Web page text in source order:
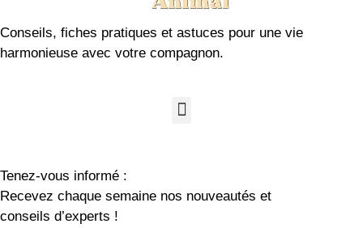
Conseils, fiches pratiques et astuces pour une vie
harmonieuse avec votre compagnon.
Tenez-vous informé :
Recevez chaque semaine nos nouveautés et
conseils d’experts !